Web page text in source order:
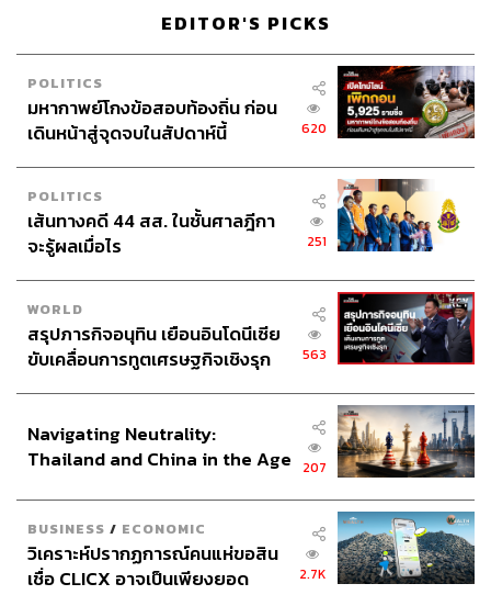
EDITOR'S PICKS
POLITICS
มหากาพย์โกงข้อสอบท้องถิ่น ก่อน
เดินหน้าสู่จุดจบในสัปดาห์นี้
620
POLITICS
เส้นทางคดี 44 สส. ในชั้นศาลฎีกา
จะรู้ผลเมื่อไร
251
WORLD
สรุปภารกิจอนุทิน เยือนอินโดนีเซีย
ขับเคลื่อนการทูตเศรษฐกิจเชิงรุก
563
Navigating Neutrality:
Thailand and China in the Age
207
BUSINESS / ECONOMIC
วิเคราะห์ปรากฏการณ์คนแห่ขอสิน
เชื่อ CLICX อาจเป็นเพียงยอด
2.7K